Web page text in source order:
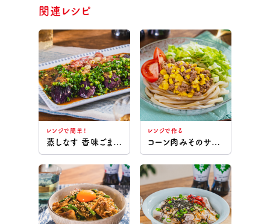
関連レシピ
レンジで簡単！
蒸しなす 香味ごまだれ
レンジで作る
コーン肉みそのサラダうどん